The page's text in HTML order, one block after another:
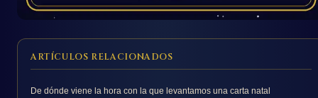
ARTÍCULOS RELACIONADOS
De dónde viene la hora con la que levantamos una carta natal